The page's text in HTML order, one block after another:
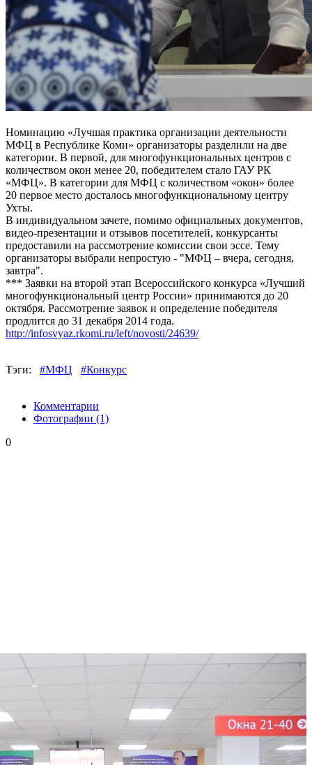
Номинацию «Лучшая практика организации деятельности
МФЦ в Республике Коми» организаторы разделили на две
категории. В первой, для многофункциональных центров с
количеством окон менее 20, победителем стало ГАУ РК
«МФЦ». В категории для МФЦ с количеством «окон» более
20 первое место досталось многофункциональному центру
Ухты.
В индивидуальном зачете, помимо официальных документов,
видео-презентации и отзывов посетителей, конкурсанты
предоставили на рассмотрение комиссии свои эссе. Тему
организаторы выбрали непростую - "МФЦ – вчера, сегодня,
завтра".
*** Заявки на второй этап Всероссийского конкурса «Лучший
многофункциональный центр России» принимаются до 20
октября. Рассмотрение заявок и определение победителя
продлится до 31 декабря 2014 года.
http://infosvyaz.rkomi.ru/left/novosti/24639/
Тэги: #МФЦ #Конкурс
Комментарии
Фотографии (1)
0